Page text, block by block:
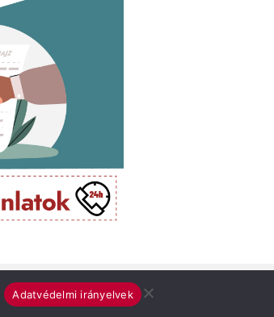
irányelvek
Médiaajánlat
Adatvédelmi irányelvek